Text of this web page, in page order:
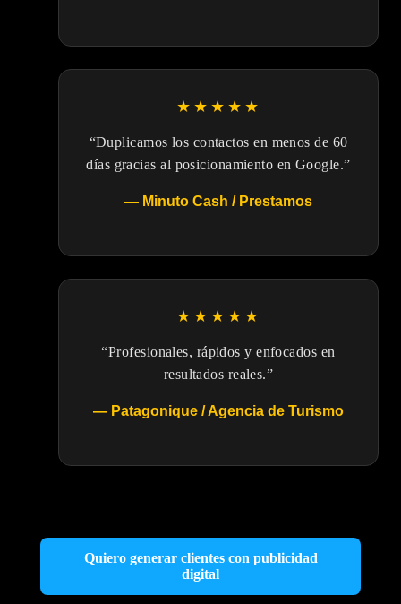
★★★★★
“Duplicamos los contactos en menos de 60
días gracias al posicionamiento en Google.”
— Minuto Cash / Prestamos
★★★★★
“Profesionales, rápidos y enfocados en
resultados reales.”
— Patagonique / Agencia de Turismo
Quiero generar clientes con publicidad
digital